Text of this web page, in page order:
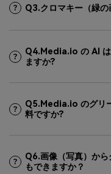
Q3.クロマキー（緑の
Q4.Media.io の AI は
ますか?
Q5.Media.io のグリ
料ですか?
Q6.画像（写真）か
もできますか？